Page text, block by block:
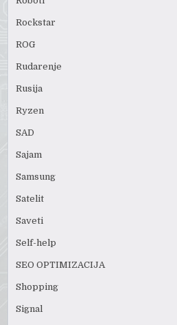
Rockstar
ROG
Rudarenje
Rusija
Ryzen
SAD
Sajam
Samsung
Satelit
Saveti
Self-help
SEO OPTIMIZACIJA
Shopping
Signal